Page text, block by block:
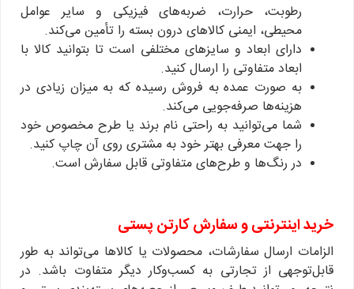
رطوبت، حرارت، ضربه‌های فیزیکی و سایر عوامل
محیطی، ایمنی کالاهای درون بسته را تأمین می‌کند.
دارای ابعاد و سایزهای مختلفی است تا بتوانید کالا با
ابعاد متفاوتی را ارسال کنید.
به صورت عمده به فروش رسیده که به میزان زیادی در
هزینه‌ها صرفه‌جویی می‌کند.
شما می‌توانید به راحتی نام برند یا طرح مخصوص خود
را جهت معرفی بهتر خود به مشتری روی آن چاپ کنید.
در رنگ‌ها و طرح‌های متفاوتی قابل سفارش است.
خرید اینترنتی و سفارش کارتن پستی
الزامات ارسال سفارشات، محصولات یا کالاها می‌تواند به طور
قابل‌توجهی از تجارتی به کسب‌وکار دیگر متفاوت باشد. در